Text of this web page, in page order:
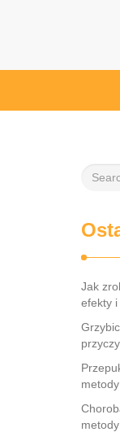
Jak
efekty